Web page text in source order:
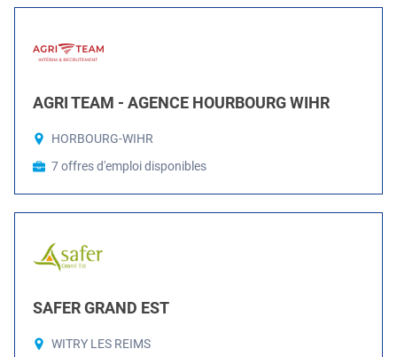
AGRI TEAM - AGENCE HOURBOURG WIHR
HORBOURG-WIHR
7 offres d'emploi disponibles
SAFER GRAND EST
WITRY LES REIMS